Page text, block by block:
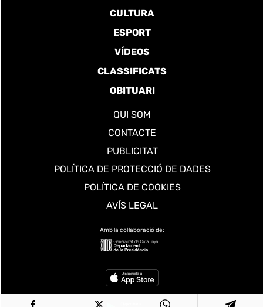
CULTURA
ESPORT
VÍDEOS
CLASSIFICATS
OBITUARI
QUI SOM
CONTACTE
PUBLICITAT
POLÍTICA DE PROTECCIÓ DE DADES
POLÍTICA DE COOKIES
AVÍS LEGAL
Amb la col·laboració de: